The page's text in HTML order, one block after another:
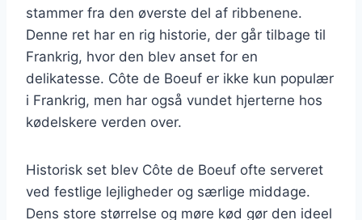
stammer fra den øverste del af ribbenene.
Denne ret har en rig historie, der går tilbage til
Frankrig, hvor den blev anset for en
delikatesse. Côte de Boeuf er ikke kun populær
i Frankrig, men har også vundet hjerterne hos
kødelskere verden over.
Historisk set blev Côte de Boeuf ofte serveret
ved festlige lejligheder og særlige middage.
Dens store størrelse og møre kød gør den ideel